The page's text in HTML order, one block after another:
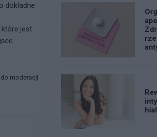
dokładne
które jest
do moderacji